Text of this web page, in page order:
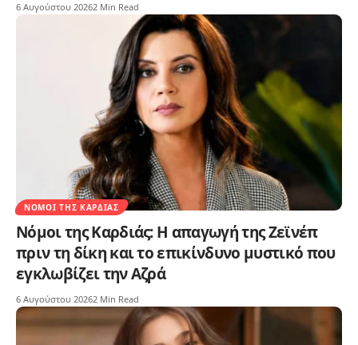
6 Αυγούστου 20262 Min Read
ΝΌΜΟΙ ΤΗΣ ΚΑΡΔΙΆΣ
Νόμοι της Καρδιάς: Η απαγωγή της Ζεϊνέπ
πριν τη δίκη και το επικίνδυνο μυστικό που
εγκλωβίζει την Αζρά
6 Αυγούστου 20262 Min Read